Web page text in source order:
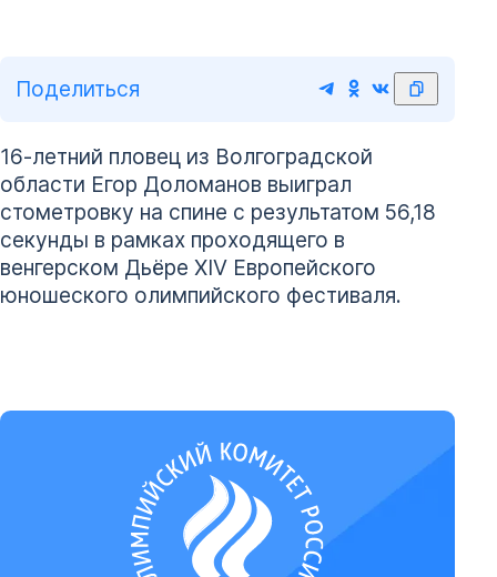
Поделиться
16-летний пловец из Волгоградской
области Егор Доломанов выиграл
стометровку на спине с результатом 56,18
секунды в рамках проходящего в
венгерском Дьёре XIV Европейского
юношеского олимпийского фестиваля.